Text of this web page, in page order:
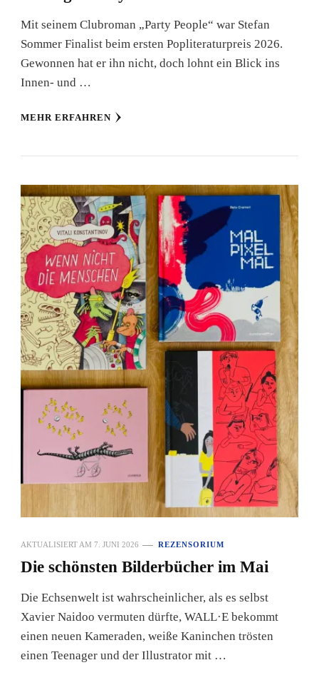
Mit seinem Clubroman „Party People“ war Stefan
Sommer Finalist beim ersten Popliteraturpreis 2026.
Gewonnen hat er ihn nicht, doch lohnt ein Blick ins
Innen- und …
MEHR ERFAHREN
AKTUALISIERT AM 7. JUNI 2026 REZENSORIUM
Die schönsten Bilderbücher im Mai
Die Echsenwelt ist wahrscheinlicher, als es selbst
Xavier Naidoo vermuten dürfte, WALL·E bekommt
einen neuen Kameraden, weiße Kaninchen trösten
einen Teenager und der Illustrator mit …